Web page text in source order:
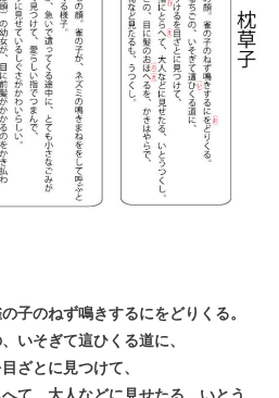
子のねず鳴きするにをどりくる。
いそぎて這ひくる道に、
ざとに見つけて、
て、大人などに見せたる、いとう